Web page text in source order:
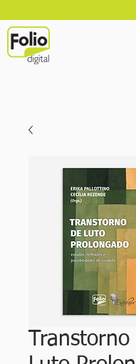
Transtorno